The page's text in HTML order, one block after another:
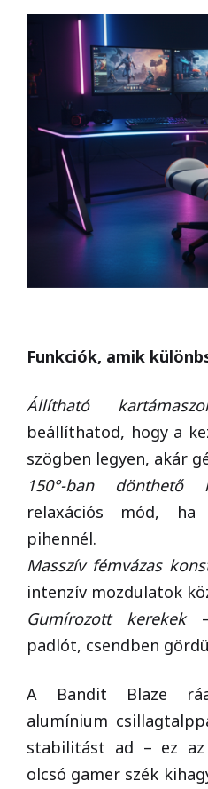
Funkciók, amik
Állítható
beállíthatod, hogy a
szögben legyen, akár
150°-ban dönthető
relaxációs mód,
pihennél.
Masszív fémvázas
intenzív mozdulatok
Gumírozott kerekek–
padlót, csendben
A Bandit Blaze
alumínium
stabilitást ad – ez
olcsó gamer szék